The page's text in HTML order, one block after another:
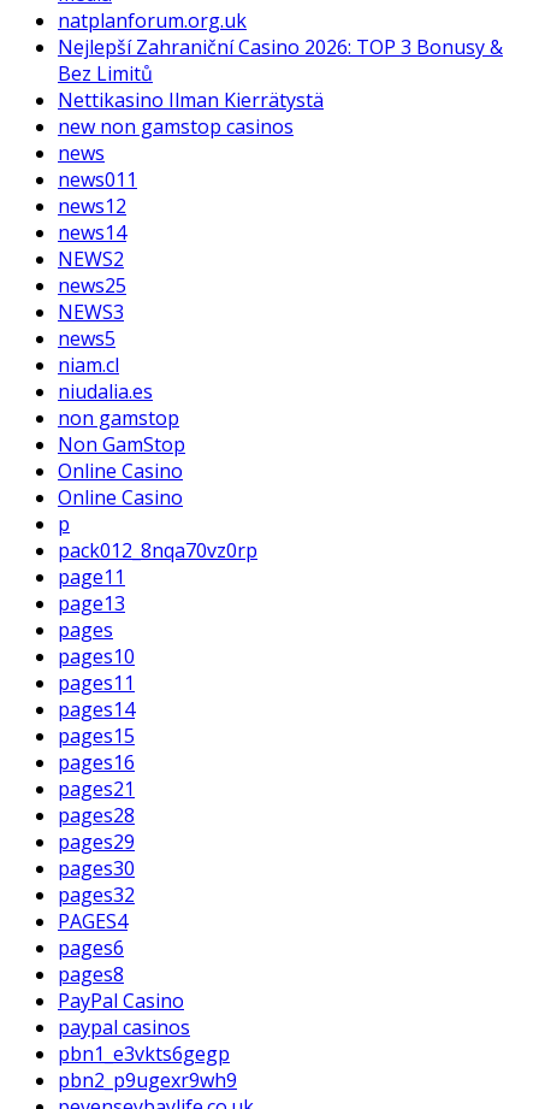
natplanforum.org.uk
Nejlepší Zahraniční Casino 2026: TOP 3 Bonusy &
Bez Limitů
Nettikasino Ilman Kierrätystä
new non gamstop casinos
news
news011
news12
news14
NEWS2
news25
NEWS3
news5
niam.cl
niudalia.es
non gamstop
Non GamStop
Online Casino
Online Casino
p
pack012_8nqa70vz0rp
page11
page13
pages
pages10
pages11
pages14
pages15
pages16
pages21
pages28
pages29
pages30
pages32
PAGES4
pages6
pages8
PayPal Casino
paypal casinos
pbn1_e3vkts6gegp
pbn2_p9ugexr9wh9